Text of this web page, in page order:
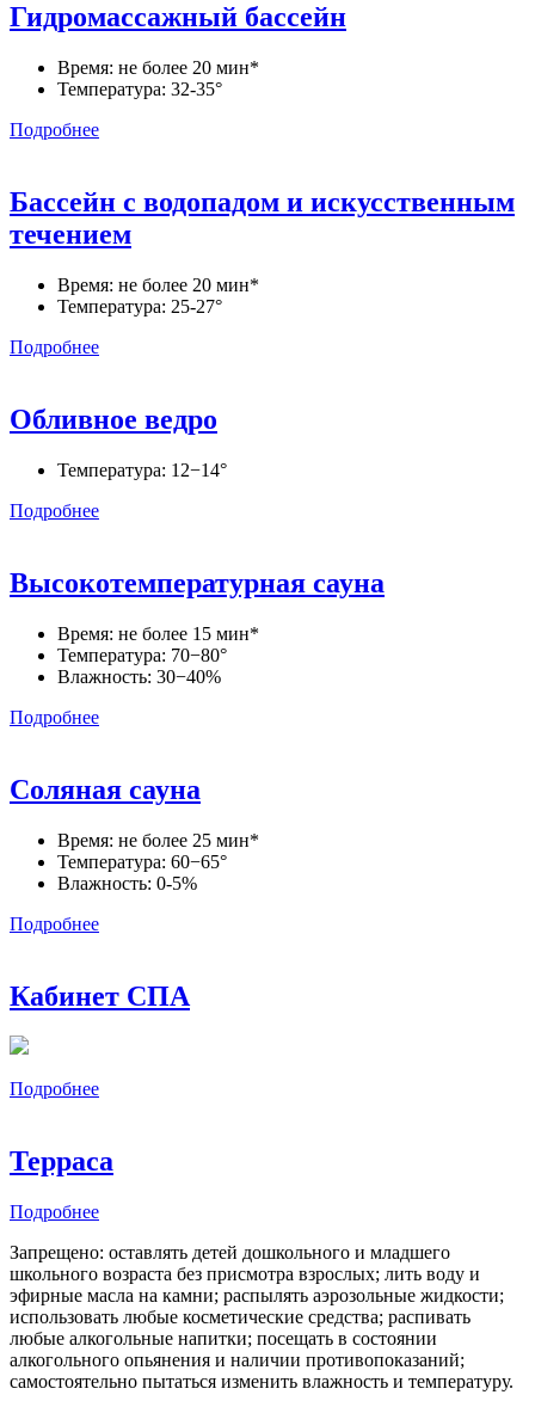
Гидромассажный бассейн
Время: не более 20 мин*
Температура: 32-35°
Подробнее
Бассейн с водопадом и искусственным
течением
Время: не более 20 мин*
Температура: 25-27°
Подробнее
Обливное ведро
Температура: 12−14°
Подробнее
Высокотемпературная сауна
Время: не более 15 мин*
Температура: 70−80°
Влажность: 30−40%
Подробнее
Соляная сауна
Время: не более 25 мин*
Температура: 60−65°
Влажность: 0-5%
Подробнее
Кабинет СПА
Подробнее
Терраса
Подробнее
Запрещено: оставлять детей дошкольного и младшего
школьного возраста без присмотра взрослых; лить воду и
эфирные масла на камни; распылять аэрозольные жидкости;
использовать любые косметические средства; распивать
любые алкогольные напитки; посещать в состоянии
алкогольного опьянения и наличии противопоказаний;
самостоятельно пытаться изменить влажность и температуру.